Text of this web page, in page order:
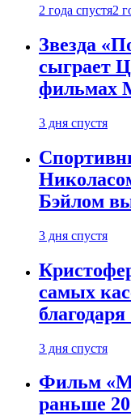
2 года спустя2
Звезда
сыграет
фильмах
3 дня спустя
Бэйлом
3 дня спустя
самых
3 дня спустя
Фильм
раньше